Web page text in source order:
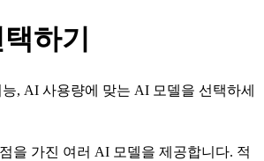
하기
, AI 사용량에 맞는 AI 모델을 선택하세
을 가진 여러 AI 모델을 제공합니다. 적